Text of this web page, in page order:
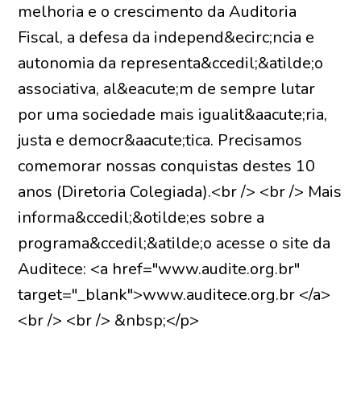
melhoria e o crescimento da Auditoria
Fiscal, a defesa da independ&ecirc;ncia e
autonomia da representa&ccedil;&atilde;o
associativa, al&eacute;m de sempre lutar
por uma sociedade mais igualit&aacute;ria,
justa e democr&aacute;tica. Precisamos
comemorar nossas conquistas destes 10
anos (Diretoria Colegiada).<br /> <br /> Mais
informa&ccedil;&otilde;es sobre a
programa&ccedil;&atilde;o acesse o site da
Auditece: <a href="www.audite.org.br"
target="_blank">www.auditece.org.br </a>
<br /> <br /> &nbsp;</p>